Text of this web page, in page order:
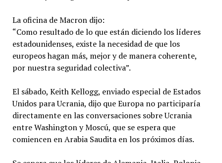
La oficina de Macron dijo:
“Como resultado de lo que están diciendo los líderes
estadounidenses, existe la necesidad de que los
europeos hagan más, mejor y de manera coherente,
por nuestra seguridad colectiva”.
El sábado, Keith Kellogg, enviado especial de Estados
Unidos para Ucrania, dijo que Europa no participaría
directamente en las conversaciones sobre Ucrania
entre Washington y Moscú, que se espera que
comiencen en Arabia Saudita en los próximos días.